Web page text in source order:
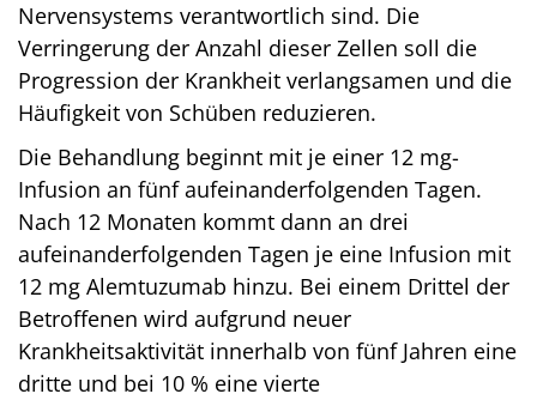
Nervensystems verantwortlich sind. Die
Verringerung der Anzahl dieser Zellen soll die
Progression der Krankheit verlangsamen und die
Häufigkeit von Schüben reduzieren.
Die Behandlung beginnt mit je einer 12 mg-
Infusion an fünf aufeinanderfolgenden Tagen.
Nach 12 Monaten kommt dann an drei
aufeinanderfolgenden Tagen je eine Infusion mit
12 mg Alemtuzumab hinzu. Bei einem Drittel der
Betroffenen wird aufgrund neuer
Krankheitsaktivität innerhalb von fünf Jahren eine
dritte und bei 10 % eine vierte